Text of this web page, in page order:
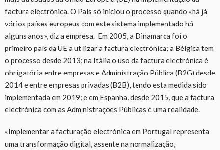
factura electrónica. O País só iniciou o processo quando «há já
vários países europeus com este sistema implementado há
alguns anos», diz a empresa. Em 2005, a Dinamarca foi o
primeiro país da UE a utilizar a factura electrónica; a Bélgica tem
o processo desde 2013; na Itália o uso da factura electrónica é
obrigatória entre empresas e Administração Pública (B2G) desde
2014 e entre empresas privadas (B2B), tendo esta medida sido
implementada em 2019; e em Espanha, desde 2015, que a factura
electrónica com as Administrações Públicas é uma realidade.
«Implementar a facturação electrónica em Portugal representa
uma transformação digital, assente na normalização,